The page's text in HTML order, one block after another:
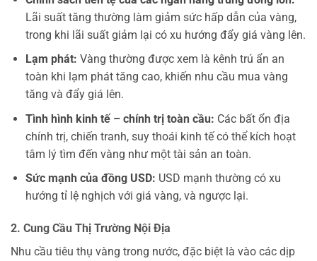
Lãi suất tăng thường làm giảm sức hấp dẫn của vàng,
trong khi lãi suất giảm lại có xu hướng đẩy giá vàng lên.
Lạm phát: Vàng thường được xem là kênh trú ẩn an
toàn khi lạm phát tăng cao, khiến nhu cầu mua vàng
tăng và đẩy giá lên.
Tình hình kinh tế – chính trị toàn cầu: Các bất ổn địa
chính trị, chiến tranh, suy thoái kinh tế có thể kích hoạt
tâm lý tìm đến vàng như một tài sản an toàn.
Sức mạnh của đồng USD: USD mạnh thường có xu
hướng tỉ lệ nghịch với giá vàng, và ngược lại.
2. Cung Cầu Thị Trường Nội Địa
Nhu cầu tiêu thụ vàng trong nước, đặc biệt là vào các dịp